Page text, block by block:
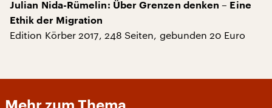
Julian Nida-Rümelin: Über Grenzen denken – Eine
Ethik der Migration
Edition Körber 2017, 248 Seiten, gebunden 20 Euro